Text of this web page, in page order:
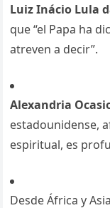
Luiz Inácio Lula
que “el Papa ha
atreven a decir”.
Alexandria
estadounidense,
espiritual, es
Desde África y